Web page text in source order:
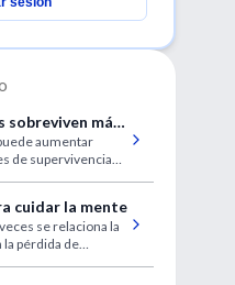
sobreviven más
de
aumentar
de supervivencia
cuidar la mente
se relaciona la
pérdida de